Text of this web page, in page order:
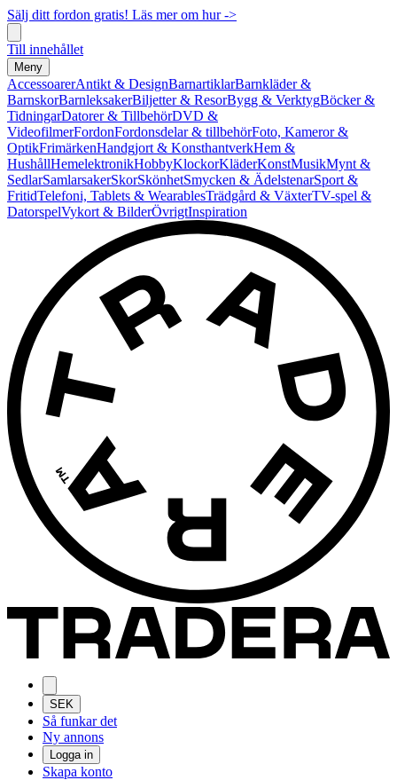
Sälj ditt fordon gratis! Läs mer om hur ->
Till innehållet
Meny
AccessoarerAntikt & DesignBarnartiklarBarnkläder &
BarnskorBarnleksakerBiljetter & ResorBygg & VerktygBöcker &
TidningarDatorer & TillbehörDVD &
VideofilmerFordonFordonsdelar & tillbehörFoto, Kameror &
OptikFrimärkenHandgjort & KonsthantverkHem &
HushållHemelektronikHobbyKlockorKläderKonstMusikMynt &
SedlarSamlarsakerSkorSkönhetSmycken & ÄdelstenarSport &
FritidTelefoni, Tablets & WearablesTrädgård & VäxterTV-spel &
DatorspelVykort & BilderÖvrigtInspiration
SEK
Så funkar det
Ny annons
Logga in
Skapa konto